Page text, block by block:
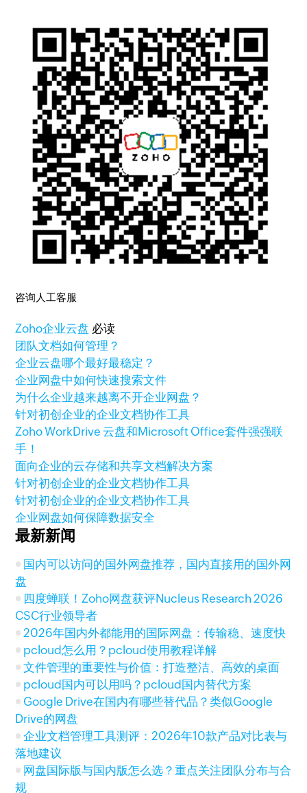
咨询人工客服
Zoho企业云盘 必读
团队文档如何管理？
企业云盘哪个最好最稳定？
企业网盘中如何快速搜索文件
为什么企业越来越离不开企业网盘？
针对初创企业的企业文档协作工具
Zoho WorkDrive 云盘和Microsoft Office套件强强联
手！
面向企业的云存储和共享文档解决方案
针对初创企业的企业文档协作工具
针对初创企业的企业文档协作工具
企业网盘如何保障数据安全
最新新闻
国内可以访问的国外网盘推荐，国内直接用的国外网
盘
四度蝉联！Zoho网盘获评Nucleus Research 2026
CSC行业领导者
2026年国内外都能用的国际网盘：传输稳、速度快
pcloud怎么用？pcloud使用教程详解
文件管理的重要性与价值：打造整洁、高效的桌面
pcloud国内可以用吗？pcloud国内替代方案
Google Drive在国内有哪些替代品？类似Google
Drive的网盘
企业文档管理工具测评：2026年10款产品对比表与
落地建议
网盘国际版与国内版怎么选？重点关注团队分布与合
规